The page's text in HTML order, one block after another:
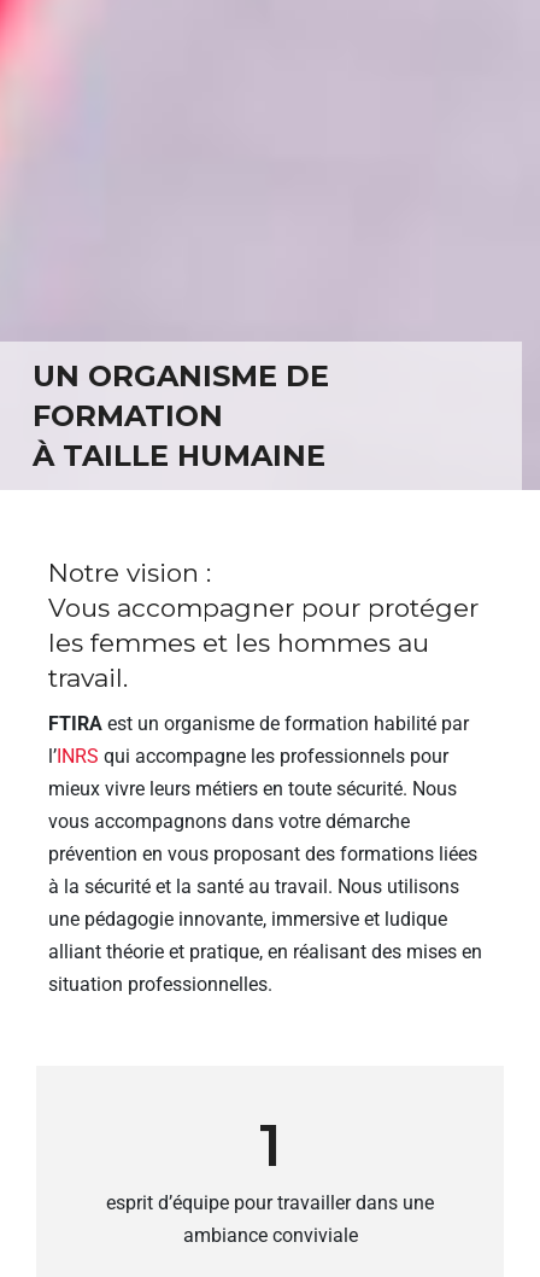
UN ORGANISME DE
FORMATION
À TAILLE HUMAINE
Notre vision :
Vous accompagner pour protéger
les femmes et les hommes au
travail.
FTIRA est un organisme de formation habilité par
l’ INRS qui accompagne les professionnels pour
mieux vivre leurs métiers en toute sécurité. Nous
vous accompagnons dans votre démarche
prévention en vous proposant des formations liées
à la sécurité et la santé au travail. Nous utilisons
une pédagogie innovante, immersive et ludique
alliant théorie et pratique, en réalisant des mises en
situation professionnelles.
1
esprit d’équipe pour travailler dans une
ambiance conviviale